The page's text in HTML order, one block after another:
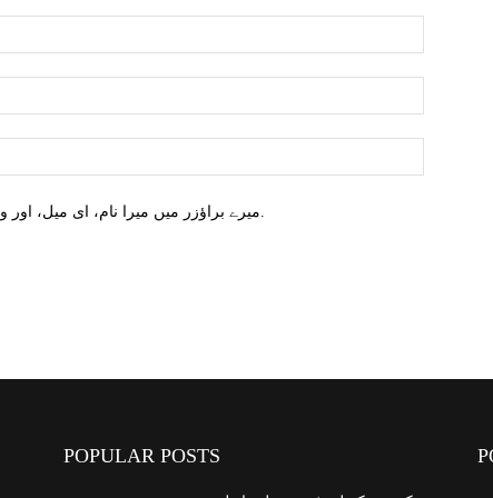
میرے براؤزر میں میرا نام، ای میل، اور ویب سائٹ محفوظ کریں اگلا وقت میں تبصرہ کریں.
POPULAR POSTS